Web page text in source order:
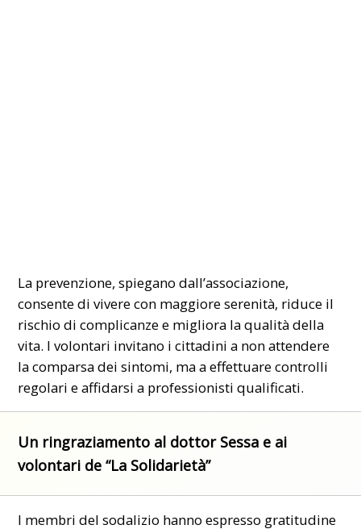
La prevenzione, spiegano dall’associazione,
consente di vivere con maggiore serenità, riduce il
rischio di complicanze e migliora la qualità della
vita. I volontari invitano i cittadini a non attendere
la comparsa dei sintomi, ma a effettuare controlli
regolari e affidarsi a professionisti qualificati.
Un ringraziamento al dottor Sessa e ai
volontari de “La Solidarietà”
I membri del sodalizio hanno espresso gratitudine